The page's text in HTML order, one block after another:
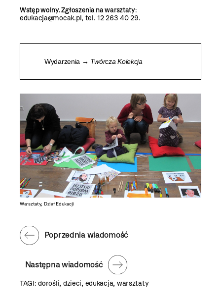
Wstęp wolny. Zgłoszenia na warsztaty:
edukacja@mocak.pl, tel. 12 263 40 29.
Wydarzenia → Twórcza Kolekcja
Warsztaty, Dział Edukacji
Następna wiadomość
Poprzednia wiadomość
TAGI:dorośli, dzieci, edukacja, warsztaty